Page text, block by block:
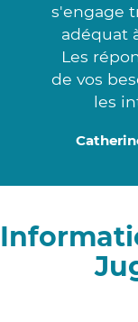
s'engage
adéquat
Les
de vos
les